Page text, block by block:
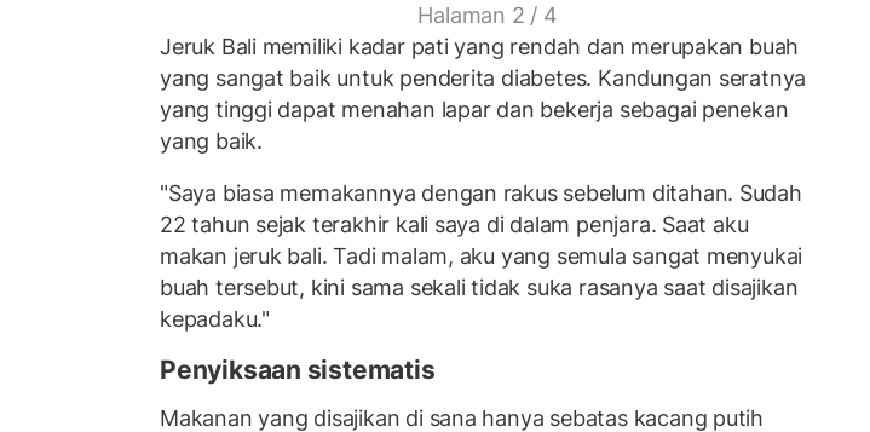
Halaman 2 / 4
Jeruk Bali memiliki kadar pati yang rendah dan merupakan buah
yang sangat baik untuk penderita diabetes. Kandungan seratnya
yang tinggi dapat menahan lapar dan bekerja sebagai penekan
yang baik.
"Saya biasa memakannya dengan rakus sebelum ditahan. Sudah
22 tahun sejak terakhir kali saya di dalam penjara. Saat aku
makan jeruk bali. Tadi malam, aku yang semula sangat menyukai
buah tersebut, kini sama sekali tidak suka rasanya saat disajikan
kepadaku."
Penyiksaan sistematis
Makanan yang disajikan di sana hanya sebatas kacang putih